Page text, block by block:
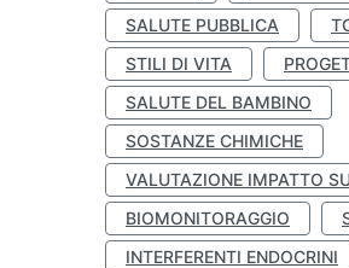
SALUTE PUBBLICA
STILI DI VITA
SALUTE DEL BAMBINO
SOSTANZE CHIMICHE
VALUTAZIONE IMPATTO
BIOMONITORAGGIO
INTERFERENTI ENDOCRINI